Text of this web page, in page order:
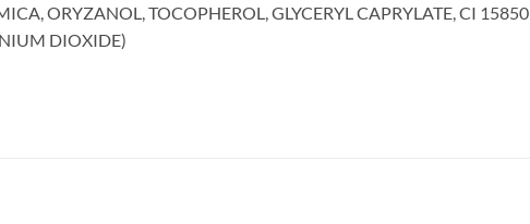
ORYZANOL, TOCOPHEROL, GLYCERYL CAPRYLATE, CI 15850
DIOXIDE)